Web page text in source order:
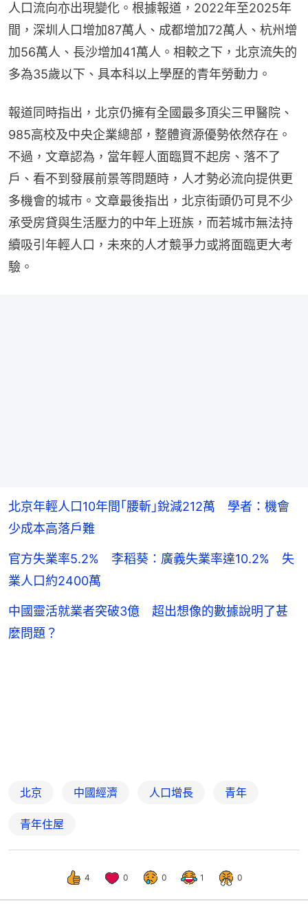
人口流向亦出現變化。根據報道，2022年至2025年
間，深圳人口增加87萬人、成都增加72萬人、杭州增
加56萬人、長沙增加41萬人。相較之下，北京流失的
多為35歲以下、具本科以上學歷的青年勞動力。
報道同時指出，北京仍擁有全國最多頂尖三甲醫院、
985高校及中央企業總部，整體資源優勢依然存在。
不過，文章認為，當年輕人面臨買不起房、落不了
戶、看不到發展前景等問題時，人才勢必流向提供更
多機會的城市。文章最後指出，北京街頭仍可見不少
承受房貸與生活壓力的中年上班族，而若城市無法持
續吸引年輕人口，未來的人才競爭力或將面臨更大考
驗。
北京年輕人口10年間｢腰斬｣銳減212萬 學者：機會
少成本高落戶難
官方失業率5.2% 李稻葵：廣義失業率達10.2% 失
業人口約2400萬
中國靈活就業者突破3億 超出想像的數據說明了甚
麼問題？
北京 中國經濟 人口增長 青年
青年住屋
4 0 0 1 0